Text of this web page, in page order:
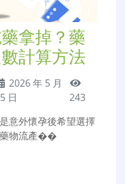
拿掉？藥
計算方法
2026 年 5 月
日
243
意外懷孕後希望選擇
藥物流產��